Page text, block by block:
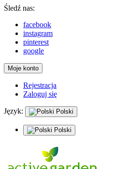
Śledź nas:
facebook
instagram
pinterest
google
Moje konto
Rejestracja
Zaloguj się
Język: Polski
Polski